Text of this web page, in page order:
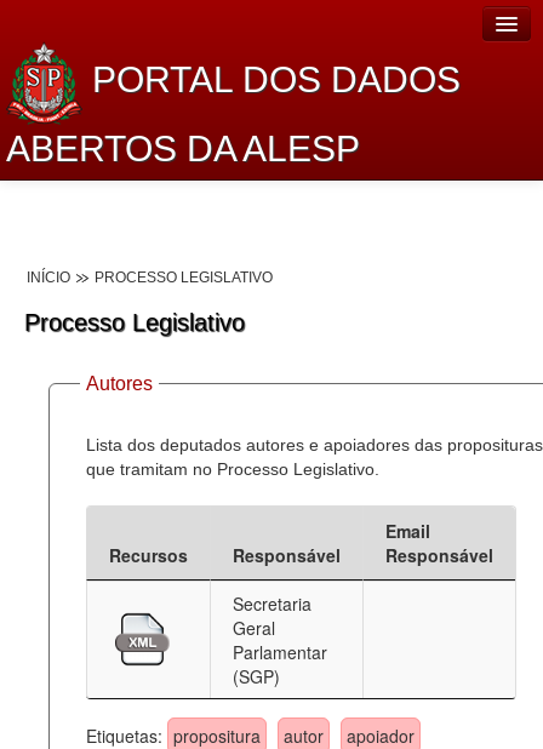
PORTAL DOS DADOS
ABERTOS DA ALESP
Lei de Acesso à Informação
Dados Governamentais Abertos
Planejamento
Catálogo de dados
Deputados Estaduais
Administração
Agenda
INÍCIO PROCESSO LEGISLATIVO
Processo Legislativo
Autores
Lista dos deputados autores e apoiadores das proposituras
que tramitam no Processo Legislativo.
Recursos Responsável
Email
Responsável
Secretaria
Geral
Parlamentar
(SGP)
Etiquetas: propositura autor apoiador